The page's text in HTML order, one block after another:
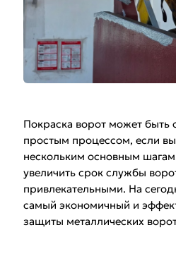
Покраска ворот может быть
простым процессом, если
нескольким основным
увеличить срок службы
привлекательными. На
самый экономичный и
защиты металлических